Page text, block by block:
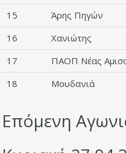
15
Άρης Πηγών
16
Χανιώτης
17
ΠΑΟΠ Νέας
18
Μουδανιά
Επόμενη